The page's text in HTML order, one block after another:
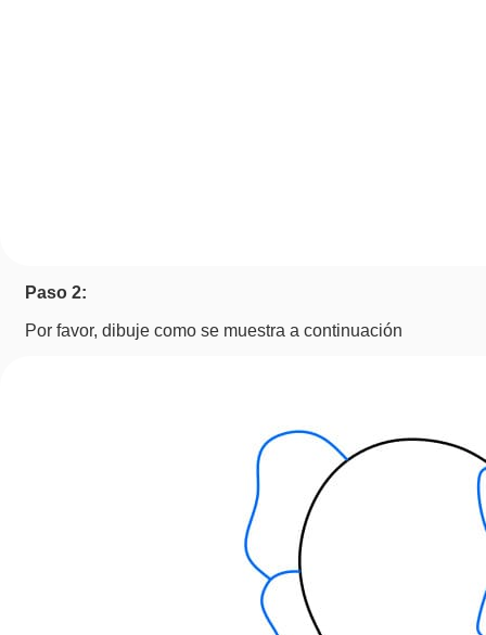
Paso 2:
Por favor, dibuje como se muestra a continuación